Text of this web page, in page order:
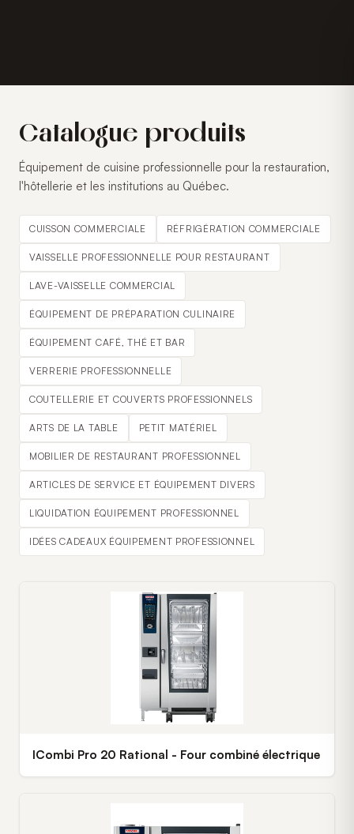
Catalogue produits
Équipement de cuisine professionnelle pour la restauration,
l'hôtellerie et les institutions au Québec.
CUISSON COMMERCIALE RÉFRIGÉRATION COMMERCIALE
VAISSELLE PROFESSIONNELLE POUR RESTAURANT
LAVE-VAISSELLE COMMERCIAL
ÉQUIPEMENT DE PRÉPARATION CULINAIRE
ÉQUIPEMENT CAFÉ, THÉ ET BAR
VERRERIE PROFESSIONNELLE
COUTELLERIE ET COUVERTS PROFESSIONNELS
ARTS DE LA TABLE PETIT MATÉRIEL
MOBILIER DE RESTAURANT PROFESSIONNEL
ARTICLES DE SERVICE ET ÉQUIPEMENT DIVERS
LIQUIDATION ÉQUIPEMENT PROFESSIONNEL
IDÉES CADEAUX ÉQUIPEMENT PROFESSIONNEL
ICombi Pro 20 Rational - Four combiné électrique